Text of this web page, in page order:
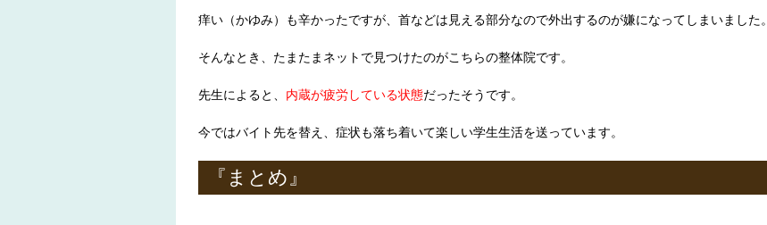
痒い（かゆみ）も辛かったですが、首などは見える部分なので外出するのが嫌になってしまいました。
そんなとき、たまたまネットで見つけたのがこちらの整体院です。
先生によると、 内蔵が疲労している状態だったそうです。
今ではバイト先を替え、症状も落ち着いて楽しい学生生活を送っています。
『まとめ』